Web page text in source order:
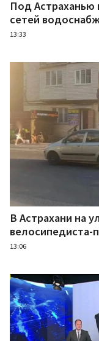
Под Астраханью
сетей
13:33
В Астрахани на
велосипедиста-
13:06